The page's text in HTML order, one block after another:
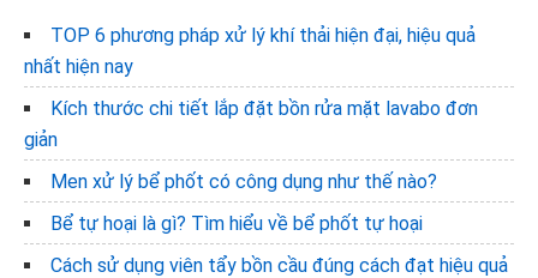
TOP 6 phương pháp xử lý khí thải hiện đại, hiệu quả
nhất hiện nay
Kích thước chi tiết lắp đặt bồn rửa mặt lavabo đơn
giản
Men xử lý bể phốt có công dụng như thế nào?
Bể tự hoại là gì? Tìm hiểu về bể phốt tự hoại
Cách sử dụng viên tẩy bồn cầu đúng cách đạt hiệu quả